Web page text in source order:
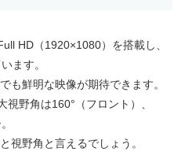
HD（1920×1080）を搭載し、
ます。
も鮮明な映像が期待できます。
野角は160°（フロント）、
視野角と言えるでしょう。